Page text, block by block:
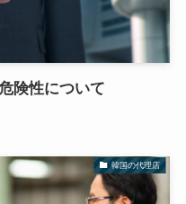
険性について
韓国の代理店